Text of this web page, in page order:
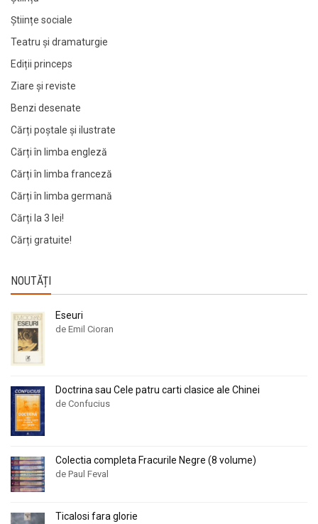
Științe sociale
Teatru și dramaturgie
Ediții princeps
Ziare şi reviste
Benzi desenate
Cărți poștale și ilustrate
Cărți în limba engleză
Cărți în limba franceză
Cărți în limba germană
Cărți la 3 lei!
Cărți gratuite!
NOUTĂȚI
Eseuri
de Emil Cioran
Doctrina sau Cele patru carti clasice ale Chinei
de Confucius
Colectia completa Fracurile Negre (8 volume)
de Paul Feval
Ticalosi fara glorie